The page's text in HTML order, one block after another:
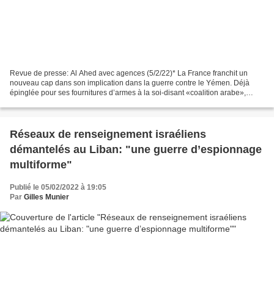
Revue de presse: Al Ahed avec agences (5/2/22)* La France franchit un
nouveau cap dans son implication dans la guerre contre le Yémen. Déjà
épinglée pour ses fournitures d’armes à la soi-disant «coalition arabe»,
Réseaux de renseignement israéliens
démantelés au Liban: "une guerre d’espionnage
multiforme"
Publié le 05/02/2022 à 19:05
Par Gilles Munier